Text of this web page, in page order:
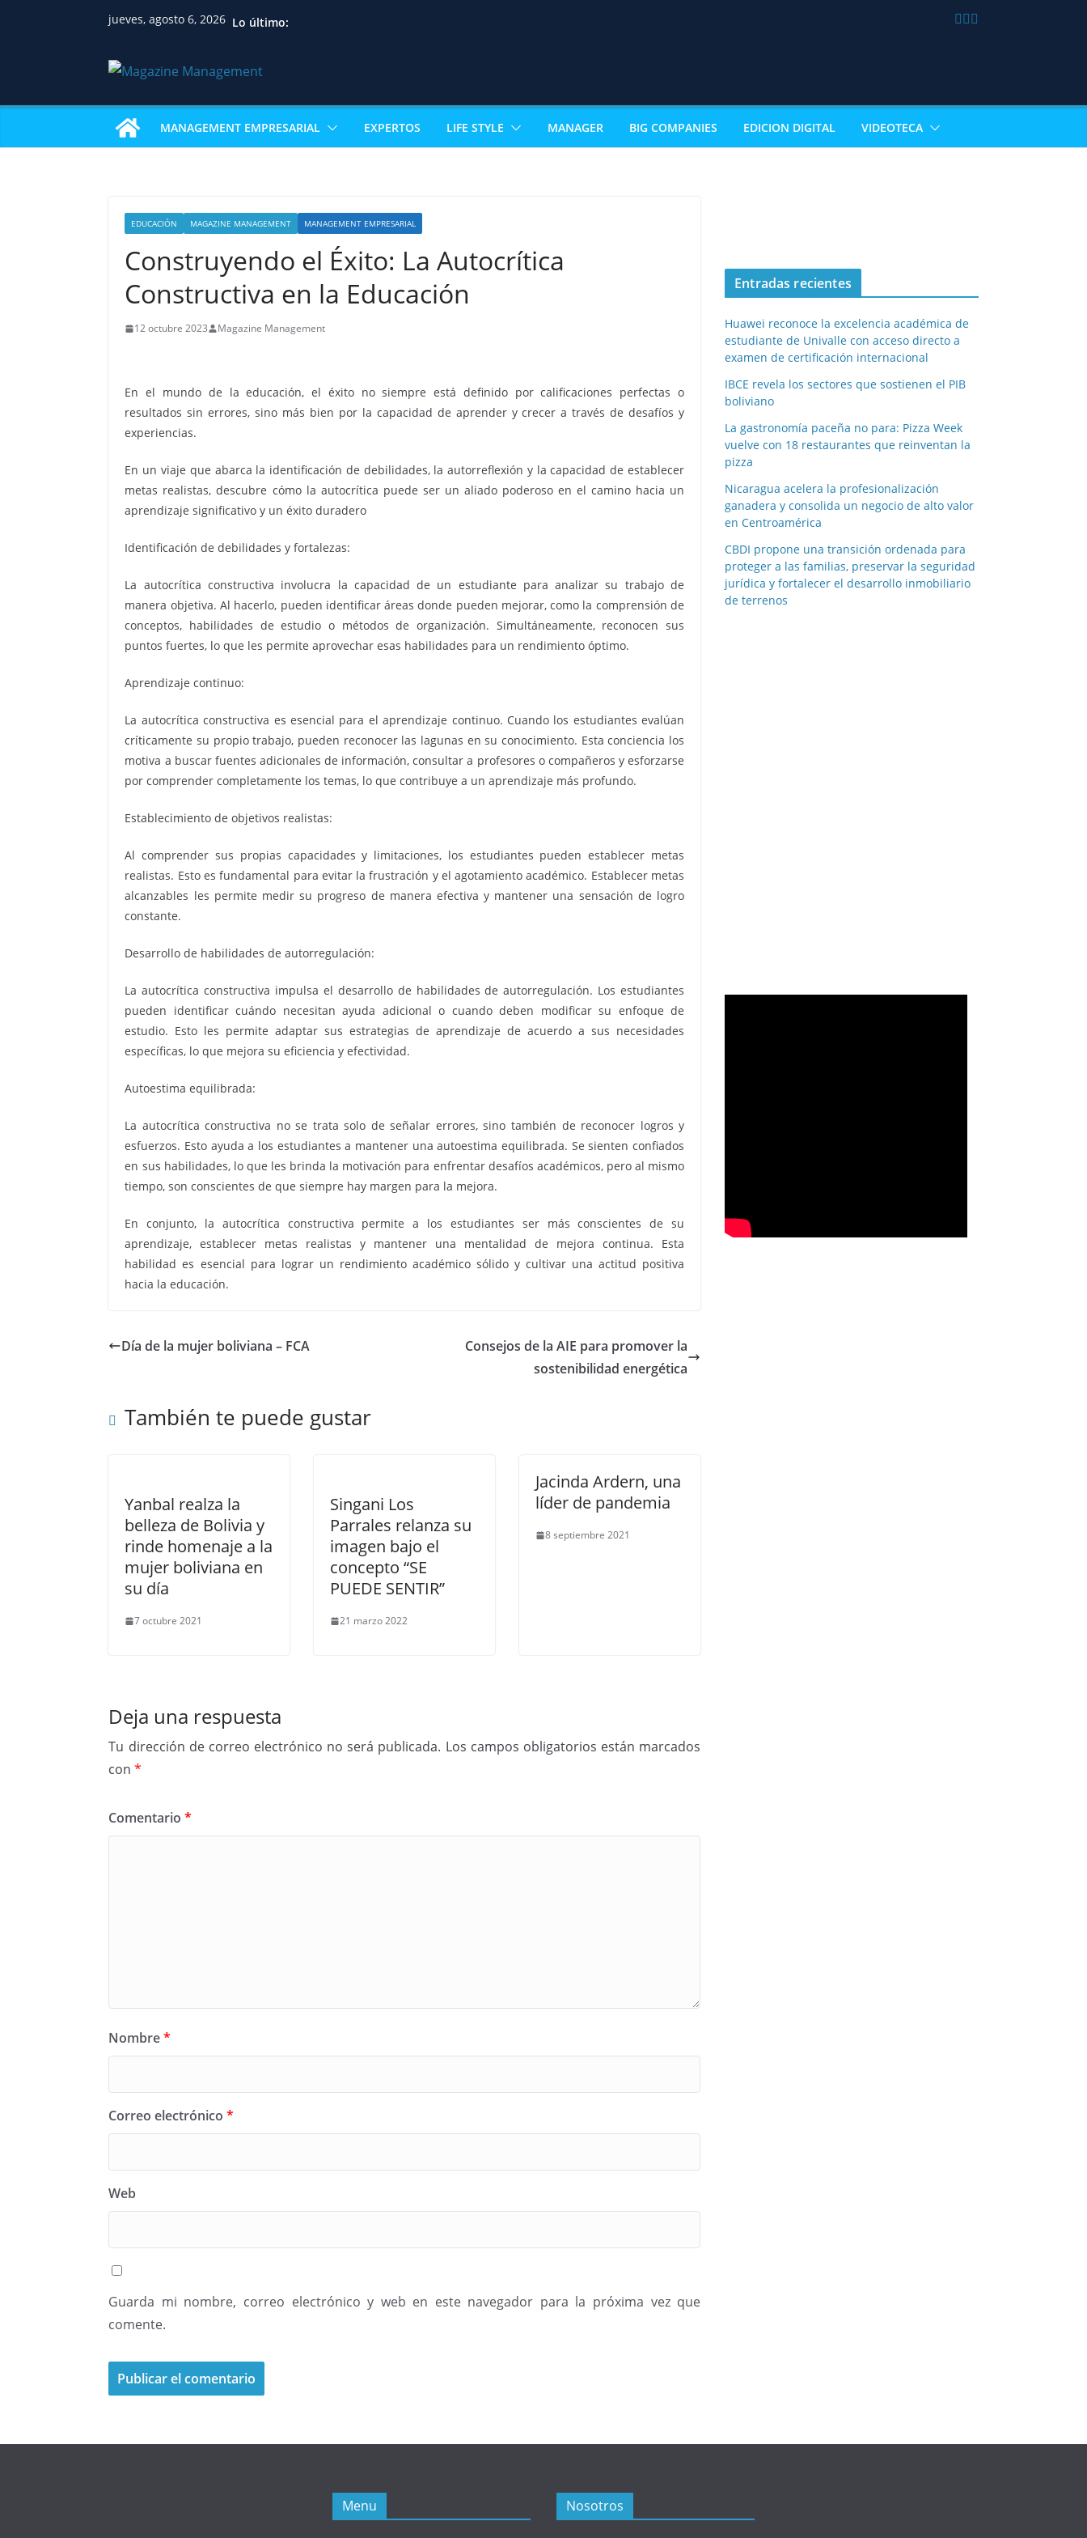
jueves, agosto 6, 2026 Lo último:
MANAGEMENT EMPRESARIAL EXPERTOS LIFE STYLE MANAGER BIG COMPANIES EDICION DIGITAL VIDEOTECA
EDUCACIÓN MAGAZINE MANAGEMENT MANAGEMENT EMPRESARIAL
Construyendo el Éxito: La Autocrítica
Constructiva en la Educación
12 octubre 2023 Magazine Management
En el mundo de la educación, el éxito no siempre está definido por calificaciones perfectas o
resultados sin errores, sino más bien por la capacidad de aprender y crecer a través de desafíos y
experiencias.
En un viaje que abarca la identificación de debilidades, la autorreflexión y la capacidad de establecer
metas realistas, descubre cómo la autocrítica puede ser un aliado poderoso en el camino hacia un
aprendizaje significativo y un éxito duradero
Identificación de debilidades y fortalezas:
La autocrítica constructiva involucra la capacidad de un estudiante para analizar su trabajo de
manera objetiva. Al hacerlo, pueden identificar áreas donde pueden mejorar, como la comprensión de
conceptos, habilidades de estudio o métodos de organización. Simultáneamente, reconocen sus
puntos fuertes, lo que les permite aprovechar esas habilidades para un rendimiento óptimo.
Aprendizaje continuo:
La autocrítica constructiva es esencial para el aprendizaje continuo. Cuando los estudiantes evalúan
críticamente su propio trabajo, pueden reconocer las lagunas en su conocimiento. Esta conciencia los
motiva a buscar fuentes adicionales de información, consultar a profesores o compañeros y esforzarse
por comprender completamente los temas, lo que contribuye a un aprendizaje más profundo.
Establecimiento de objetivos realistas:
Al comprender sus propias capacidades y limitaciones, los estudiantes pueden establecer metas
realistas. Esto es fundamental para evitar la frustración y el agotamiento académico. Establecer metas
alcanzables les permite medir su progreso de manera efectiva y mantener una sensación de logro
constante.
Desarrollo de habilidades de autorregulación:
La autocrítica constructiva impulsa el desarrollo de habilidades de autorregulación. Los estudiantes
pueden identificar cuándo necesitan ayuda adicional o cuando deben modificar su enfoque de
estudio. Esto les permite adaptar sus estrategias de aprendizaje de acuerdo a sus necesidades
específicas, lo que mejora su eficiencia y efectividad.
Autoestima equilibrada:
La autocrítica constructiva no se trata solo de señalar errores, sino también de reconocer logros y
esfuerzos. Esto ayuda a los estudiantes a mantener una autoestima equilibrada. Se sienten confiados
en sus habilidades, lo que les brinda la motivación para enfrentar desafíos académicos, pero al mismo
tiempo, son conscientes de que siempre hay margen para la mejora.
En conjunto, la autocrítica constructiva permite a los estudiantes ser más conscientes de su
aprendizaje, establecer metas realistas y mantener una mentalidad de mejora continua. Esta
habilidad es esencial para lograr un rendimiento académico sólido y cultivar una actitud positiva
hacia la educación.
Día de la mujer boliviana – FCA
Consejos de la AIE para promover la
sostenibilidad energética
También te puede gustar
Yanbal realza la
belleza de Bolivia y
rinde homenaje a la
mujer boliviana en
su día
7 octubre 2021
Singani Los
Parrales relanza su
imagen bajo el
concepto “SE
PUEDE SENTIR”
21 marzo 2022
Jacinda Ardern, una
líder de pandemia
8 septiembre 2021
Deja una respuesta
Tu dirección de correo electrónico no será publicada. Los campos obligatorios están marcados
con*
Comentario*
Nombre*
Correo electrónico*
Web
Guarda mi nombre, correo electrónico y web en este navegador para la próxima vez que
comente.
Entradas recientes
Huawei reconoce la excelencia académica de
estudiante de Univalle con acceso directo a
examen de certificación internacional
IBCE revela los sectores que sostienen el PIB
boliviano
La gastronomía paceña no para: Pizza Week
vuelve con 18 restaurantes que reinventan la
pizza
Nicaragua acelera la profesionalización
ganadera y consolida un negocio de alto valor
en Centroamérica
CBDI propone una transición ordenada para
proteger a las familias, preservar la seguridad
jurídica y fortalecer el desarrollo inmobiliario
de terrenos
Menu Nosotros